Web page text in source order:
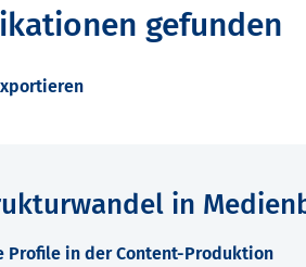
gefunden
in
Profile in der Content-Produktion